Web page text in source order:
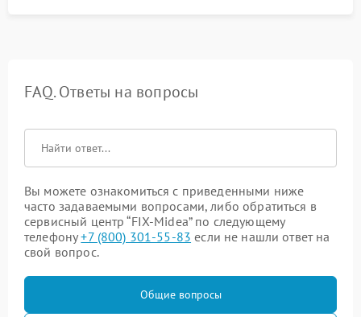
FAQ. Ответы на вопросы
Вы можете ознакомиться с приведенными ниже
часто задаваемыми вопросами, либо обратиться в
сервисный центр “FIX-Midea” по следующему
телефону+7 (800) 301-55-83 если не нашли ответ на
свой вопрос.
Общие вопросы